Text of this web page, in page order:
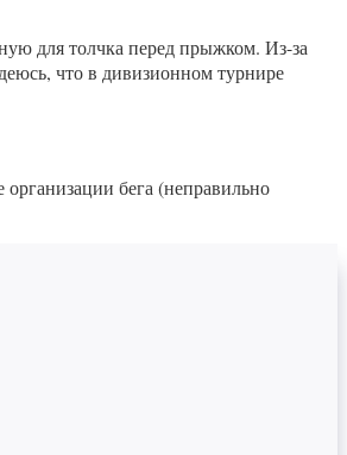
для толчка перед прыжком. Из-за
что в дивизионном турнире
бега (неправильно